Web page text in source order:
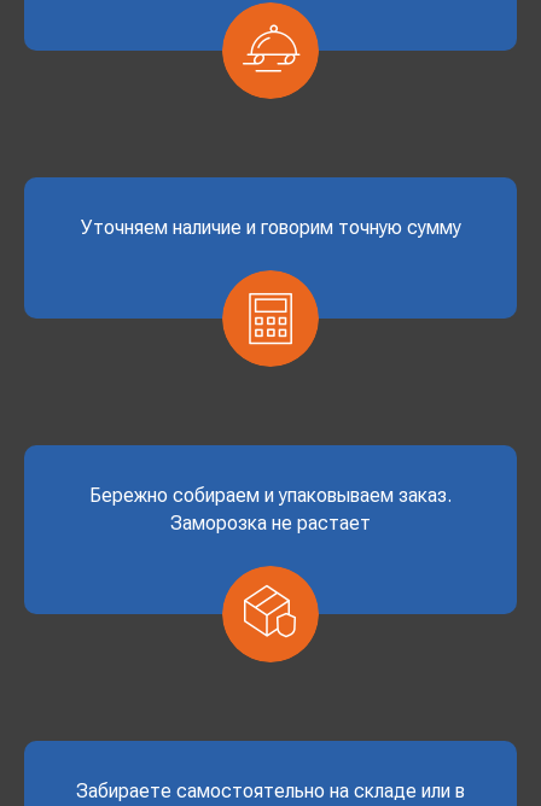
Уточняем наличие и говорим точную сумму
Бережно собираем и упаковываем заказ.
Заморозка не растает
Забираете самостоятельно на складе или в